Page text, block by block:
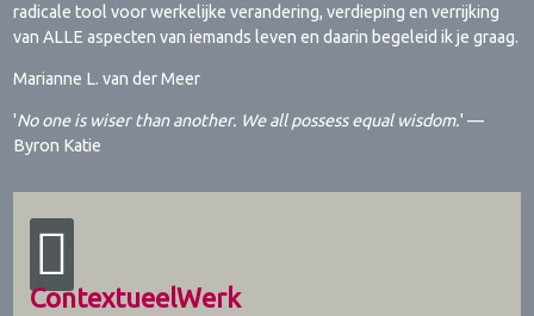
radicale tool voor werkelijke verandering, verdieping en verrijking
van ALLE aspecten van iemands leven en daarin begeleid ik je graag.
Marianne L. van der Meer
'No one is wiser than another. We all possess equal wisdom.' —
Byron Katie
ContextueelWerk